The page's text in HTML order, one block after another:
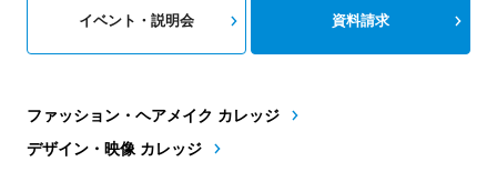
ファッション・ヘアメイク カレッジ
デザイン・映像 カレッジ
イベント・説明会 資料請求